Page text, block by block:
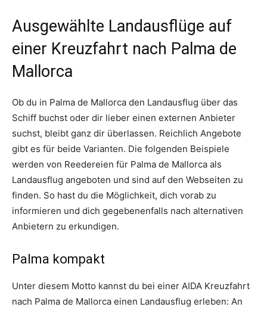
Ausgewählte Landausflüge auf
einer Kreuzfahrt nach Palma de
Mallorca
Ob du in Palma de Mallorca den Landausflug über das
Schiff buchst oder dir lieber einen externen Anbieter
suchst, bleibt ganz dir überlassen. Reichlich Angebote
gibt es für beide Varianten. Die folgenden Beispiele
werden von Reedereien für Palma de Mallorca als
Landausflug angeboten und sind auf den Webseiten zu
finden. So hast du die Möglichkeit, dich vorab zu
informieren und dich gegebenenfalls nach alternativen
Anbietern zu erkundigen.
Palma kompakt
Unter diesem Motto kannst du bei einer AIDA Kreuzfahrt
nach Palma de Mallorca einen Landausflug erleben: An